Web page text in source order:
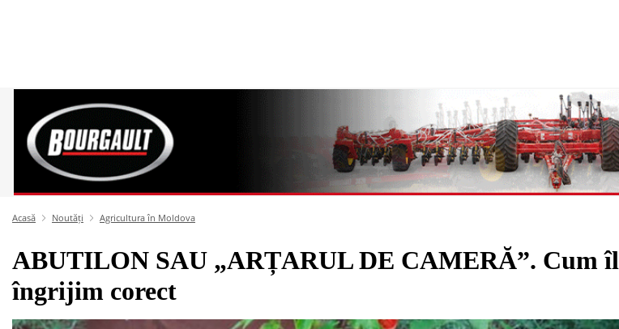
Acasă Noutăți Agricultura în Moldova
ABUTILON SAU „ARȚARUL DE CAMERĂ”. Cum îl
îngrijim corect